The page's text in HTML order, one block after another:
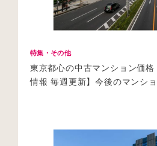
特集・その他
東京都心の中古マンション価
情報 毎週更新】今後のマンシ